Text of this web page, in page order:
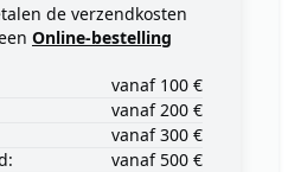
de verzendkosten
Online-bestelling
vanaf 100 €
vanaf 200 €
vanaf 300 €
vanaf 500 €